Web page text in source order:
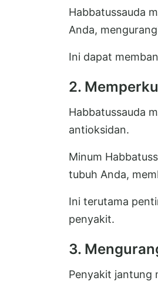
Habbatussauda
Anda,
Ini dapat
2.
Habbatussauda
antioksidan.
Minum
tubuh Anda,
Ini terutama
penyakit.
3.
Penyakit jantung